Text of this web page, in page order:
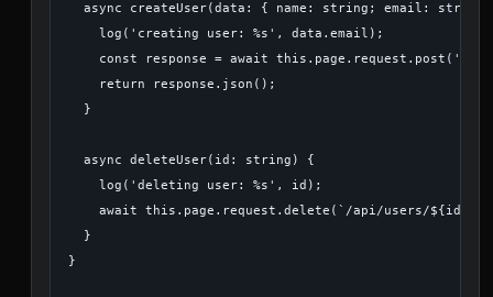
async createUser(data: { name: string; email: string
    log('creating user: %s', data.email);
const response = await this.page.request.post('/
    return response.json();
  }
  async deleteUser(id: string) {
    log('deleting user: %s', id);
    await this.page.request.delete(`/api/users/${id}`);
  }
}